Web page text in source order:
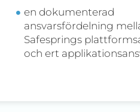
en dokumenterad
ansvarsfördelning
Safesprings
och ert